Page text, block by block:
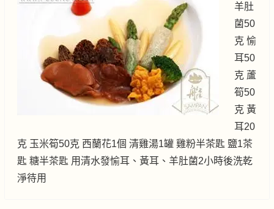
羊肚
菌50
克 愉
耳50
克 蘆
筍50
克 黃
耳20
克 玉米筍50克 西蘭花1個 清雞湯1罐 雞粉半茶匙 鹽1茶
匙 糖半茶匙 用清水發愉耳、黃耳、羊肚菌2小時後洗乾
淨待用